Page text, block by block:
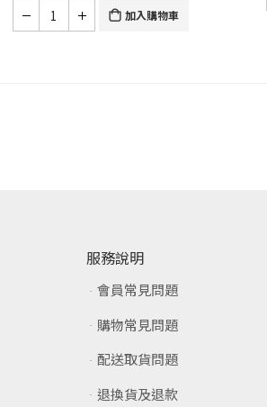
加入購物車
服務說明
會員常見問題
購物常見問題
配送取貨問題
退換貨及退款